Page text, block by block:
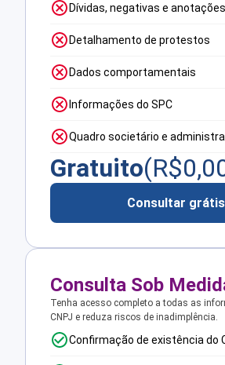
Dívidas, negativas e anotações
Detalhamento de protestos
Dados comportamentais
Informações do SPC
Quadro societário e
Gratuito(R$
Consultar grátis
Consulta Sob
Tenha acesso completo a todas as
CNPJ e reduza riscos de inadimplência.
Confirmação de existência do